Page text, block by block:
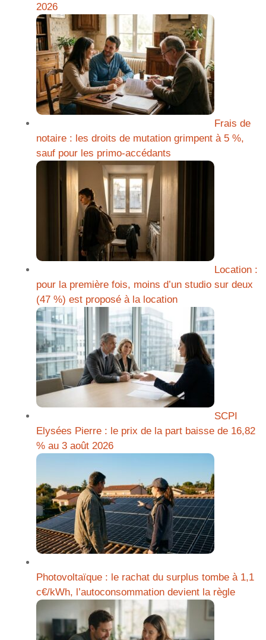
2026
Frais de
notaire : les droits de mutation grimpent à 5 %,
sauf pour les primo-accédants
Location :
pour la première fois, moins d’un studio sur deux
(47 %) est proposé à la location
SCPI
Elysées Pierre : le prix de la part baisse de 16,82
% au 3 août 2026
Photovoltaïque : le rachat du surplus tombe à 1,1
c€/kWh, l’autoconsommation devient la règle